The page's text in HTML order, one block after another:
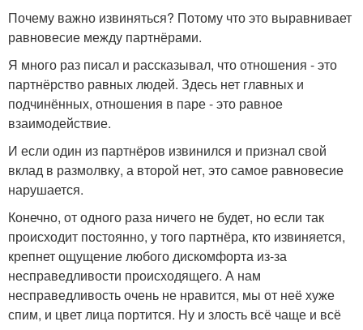
Почему важно извиняться? Потому что это выравнивает
равновесие между партнёрами.
Я много раз писал и рассказывал, что отношения - это
партнёрство равных людей. Здесь нет главных и
подчинённых, отношения в паре - это равное
взаимодействие.
И если один из партнёров извинился и признал свой
вклад в размолвку, а второй нет, это самое равновесие
нарушается.
Конечно, от одного раза ничего не будет, но если так
происходит постоянно, у того партнёра, кто извиняется,
крепнет ощущение любого дискомфорта из-за
несправедливости происходящего. А нам
несправедливость очень не нравится, мы от неё хуже
спим, и цвет лица портится. Ну и злость всё чаще и всё